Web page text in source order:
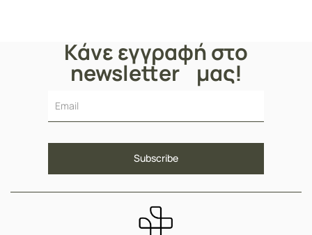
60gummies
Κάνε εγγραφή στο
newsletter μας!